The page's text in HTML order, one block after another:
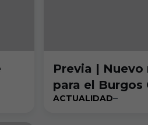
Previa |
para el Burgos
ACTUALIDAD